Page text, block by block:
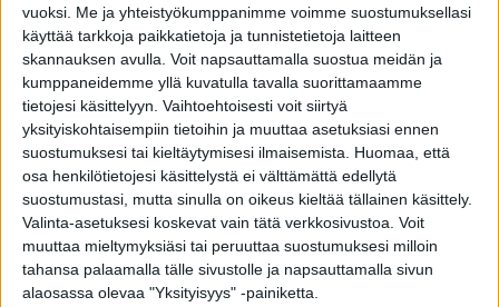
vuoksi. Me ja yhteistyökumppanimme voimme suostumuksellasi
käyttää tarkkoja paikkatietoja ja tunnistetietoja laitteen
skannauksen avulla. Voit napsauttamalla suostua meidän ja
kumppaneidemme yllä kuvatulla tavalla suorittamaamme
tietojesi käsittelyyn. Vaihtoehtoisesti voit siirtyä
yksityiskohtaisempiin tietoihin ja muuttaa asetuksiasi ennen
suostumuksesi tai kieltäytymisesi ilmaisemista. Huomaa, että
osa henkilötietojesi käsittelystä ei välttämättä edellytä
suostumustasi, mutta sinulla on oikeus kieltää tällainen käsittely.
Valinta-asetuksesi koskevat vain tätä verkkosivustoa. Voit
muuttaa mieltymyksiäsi tai peruuttaa suostumuksesi milloin
tahansa palaamalla tälle sivustolle ja napsauttamalla sivun
alaosassa olevaa "Yksityisyys" -painiketta.
Ikkunan karmi voi sisältää
myös useampia valoaukkoja
Ikkunakarmissa voi olla myös jakokarmi (välikarmi), jos
samassa ikkunassa on useampia valoaukkoja ja
puitteita. Kiinteässä ikkunassa lasitus tehdään suoraan
ikkunakarmiin.
Karmiin on muotoiltu kynte, jota vastenikkunanpokaeli
puite painuu. Ikkunan karmin paksuuteen vaikuttaa valittava
karmisyvyys.